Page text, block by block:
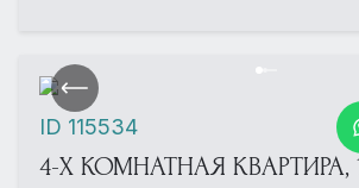
4-Х КОМНАТНАЯ КВАРТИРА,
ID 115534